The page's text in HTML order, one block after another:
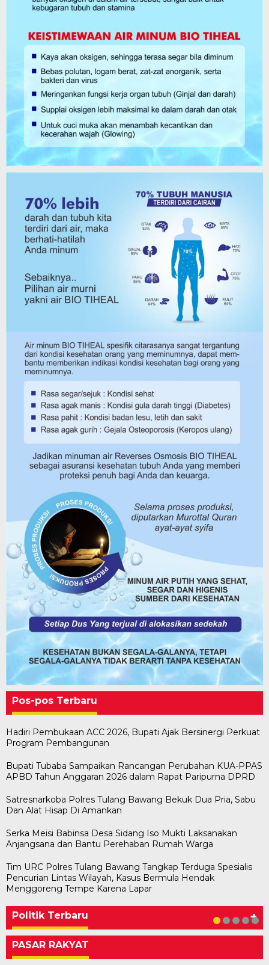
Pos-pos Terbaru
Hadiri Pembukaan ACC 2026, Bupati Ajak Bersinergi Perkuat
Program Pembangunan
Bupati Tubaba Sampaikan Rancangan Perubahan KUA-PPAS
APBD Tahun Anggaran 2026 dalam Rapat Paripurna DPRD
Satresnarkoba Polres Tulang Bawang Bekuk Dua Pria, Sabu
Dan Alat Hisap Di Amankan
Serka Meisi Babinsa Desa Sidang Iso Mukti Laksanakan
Anjangsana dan Bantu Perehaban Rumah Warga
Tim URC Polres Tulang Bawang Tangkap Terduga Spesialis
Pencurian Lintas Wilayah, Kasus Bermula Hendak
Menggoreng Tempe Karena Lapar
Politik Terbaru +
Bawaslu Tegaskan Sikap Siap Bersinergi
Di KABAR AKTUAL, POLITIK
Usai Musda, DPD Golkar Tulang Bawang Gelar
Di POLITIK | 11 Mei 2026
M. Aris Pratama Hanan Resmi ‘Nakhodai’ DPD II
Di POLITIK | 1 Mei 2026
Herman HN Lantik Budi Yohanda sebagai
Di POLITIK | 29 Januari 2026
Bupati Tubaba Hadiri Pelantikan Pengurus DPD
Di POLITIK | 28 Januari 2026
PASAR RAKYAT